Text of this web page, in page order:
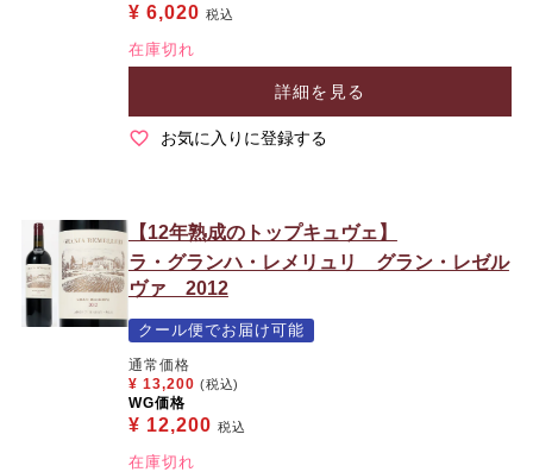
¥ 6,020 税込
在庫切れ
詳細を見る
お気に入りに登録する
【12年熟成のトップキュヴェ】
ラ・グランハ・レメリュリ グラン・レゼル
ヴァ 2012
クール便でお届け可能
通常価格
¥ 13,200 (税込)
WG価格
¥ 12,200 税込
在庫切れ